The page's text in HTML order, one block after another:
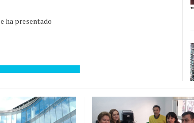
ha presentado